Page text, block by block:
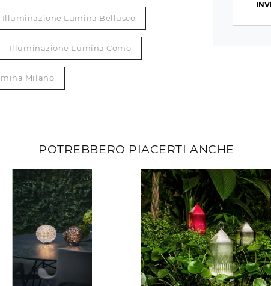
Illuminazione Lumina Bellusco
Illuminazione Lumina Como
Milano
POTREBBERO PIACERTI ANCHE